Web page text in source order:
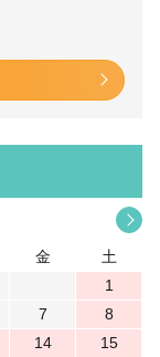
金
土
1
7
8
14
15